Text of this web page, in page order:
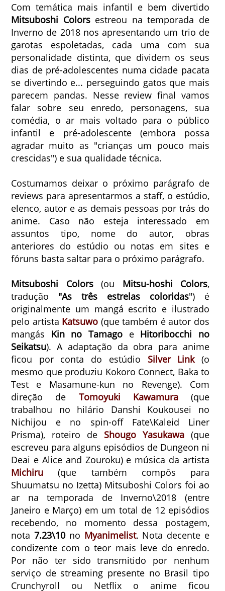
Com temática mais infantil e bem divertido
Mitsuboshi Colorsestreou na temporada de
Inverno de 2018 nos apresentando um trio de
garotas espoletadas, cada uma com sua
personalidade distinta, que dividem os seus
dias de pré-adolescentes numa cidade pacata
se divertindo e... perseguindo gatos que mais
parecem pandas. Nesse review final vamos
falar sobre seu enredo, personagens, sua
comédia, o ar mais voltado para o público
infantil e pré-adolescente (embora possa
agradar muito as "crianças um pouco mais
crescidas") e sua qualidade técnica.
Costumamos deixar o próximo parágrafo de
reviews para apresentarmos a staff, o estúdio,
elenco, autor e as demais pessoas por trás do
anime. Caso não esteja interessado em
assuntos tipo, nome do autor, obras
anteriores do estúdio ou notas em sites e
fóruns basta saltar para o próximo parágrafo.
Mitsuboshi Colors (ou Mitsu-hoshi Colors,
tradução "As três estrelas coloridas") é
originalmente um mangá escrito e ilustrado
pelo artista Katsuwo (que também é autor dos
mangás Kin no Tamago eHitoribocchi no
Seikatsu). A adaptação da obra para anime
ficou por conta do estúdio Silver Link(o
mesmo que produziu Kokoro Connect, Baka to
Test e Masamune-kun no Revenge). Com
direção de Tomoyuki Kawamura(que
trabalhou no hilário Danshi Koukousei no
Nichijou e no spin-off Fate\Kaleid Liner
Prisma), roteiro de Shougo Yasukawa (que
escreveu para alguns episódios de Dungeon ni
Deai e Alice and Zouroku) e música da artista
Michiru (que também compôs para
Shuumatsu no Izetta) Mitsuboshi Colors foi ao
ar na temporada de Inverno\2018 (entre
Janeiro e Março) em um total de 12 episódios
recebendo, no momento dessa postagem,
nota 7.23\10no Myanimelist. Nota decente e
condizente com o teor mais leve do enredo.
Por não ter sido transmitido por nenhum
serviço de streaming presente no Brasil tipo
Crunchyroll ou Netflix o anime ficou